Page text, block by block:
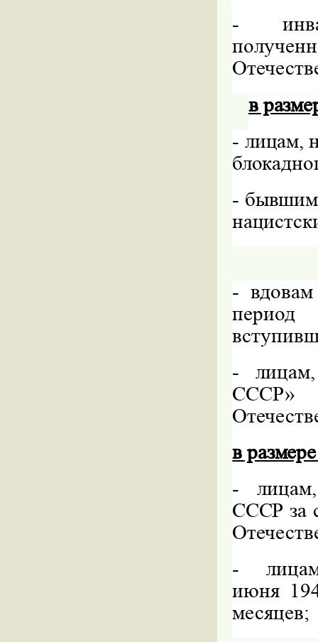
-
в
- лицам,
- бывшим
-
период
-
СССР»
в
-
СССР за
-
июня
месяцев;